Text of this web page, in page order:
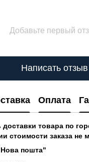
Добавьте первый
Написать отзыв
Оплата
товара по
стоимости заказа не
пошта"